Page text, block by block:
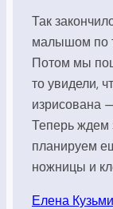
Так
малышом по
Потом мы
то увидели,
изрисована
Теперь ждем
планируем
ножницы и
Елена